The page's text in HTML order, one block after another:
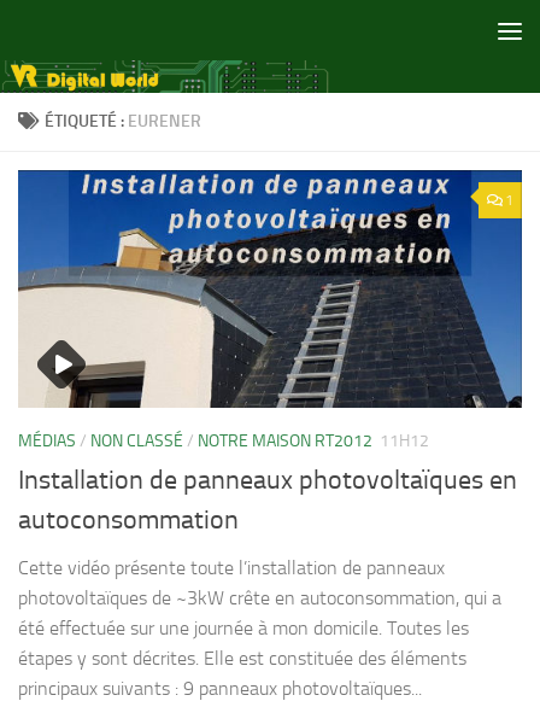
ÉTIQUETÉ : EURENER
1
MÉDIAS / NON CLASSÉ / NOTRE MAISON RT2012 11H12
Installation de panneaux photovoltaïques en
autoconsommation
Cette vidéo présente toute l’installation de panneaux
photovoltaïques de ~3kW crête en autoconsommation, qui a
été effectuée sur une journée à mon domicile. Toutes les
étapes y sont décrites. Elle est constituée des éléments
principaux suivants : 9 panneaux photovoltaïques...